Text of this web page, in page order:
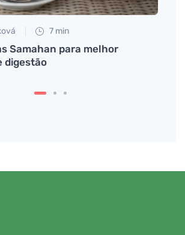
7 min
Samahan para melhor
digestão